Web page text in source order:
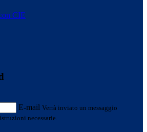
CIE
E-mail Verrà inviato un messaggio
necessarie.